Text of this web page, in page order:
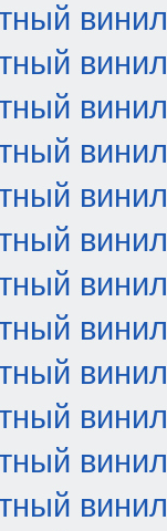
винил
винил
винил
винил
винил
винил
винил
винил
винил
винил
винил
винил